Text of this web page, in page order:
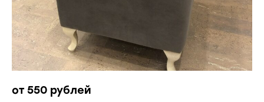
от 550 рублей